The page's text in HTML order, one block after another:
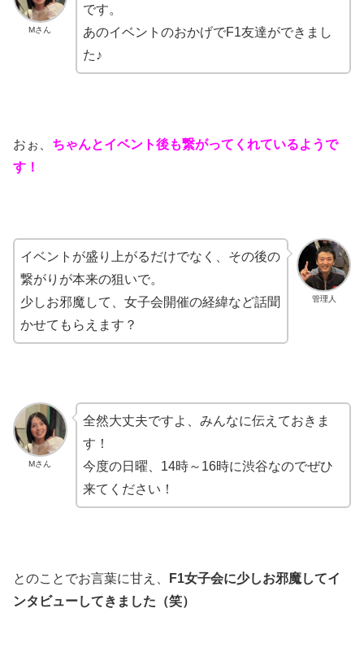
Mさん
です。
あのイベントのおかげでF1友達ができまし
た♪
おぉ、 ちゃんとイベント後も繋がってくれているようで
す！
管理人
イベントが盛り上がるだけでなく、その後の
繋がりが本来の狙いで。
少しお邪魔して、女子会開催の経緯など話聞
かせてもらえます？
Mさん
全然大丈夫ですよ、みんなに伝えておきま
す！
今度の日曜、14時～16時に渋谷なのでぜひ
来てください！
とのことでお言葉に甘え、
F1女子会に少しお邪魔してイ
ンタビューしてきました（笑）